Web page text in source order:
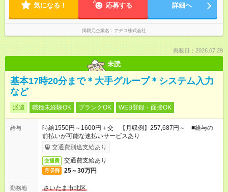
気になる！ 応募する 詳細へ
掲載元企業名 アデコ株式会社
掲載日：2026.07.29
未読
基本17時20分まで＊大手グループ＊システム入力
など
派遣 職種未経験OK ブランクOK WEB登録・面接OK
給与
時給1550円～1600円＋交 【月収例】257,687円～ ■給与の
前払いが可能な速払いサービスあり
交通費別途支給あり
交通費 交通費支給あり
月収例 25～30万円
勤務地
さいたま市北区